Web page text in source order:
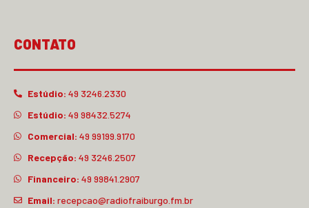
CONTATO
Estúdio: 49 3246.2330
Estúdio: 49 98432.5274
Comercial: 49 99199.9170
Recepção: 49 3246.2507
Financeiro: 49 99841.2907
Email: recepcao@radiofraiburgo.fm.br